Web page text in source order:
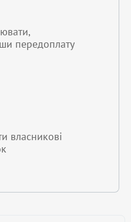
передоплату
власникові